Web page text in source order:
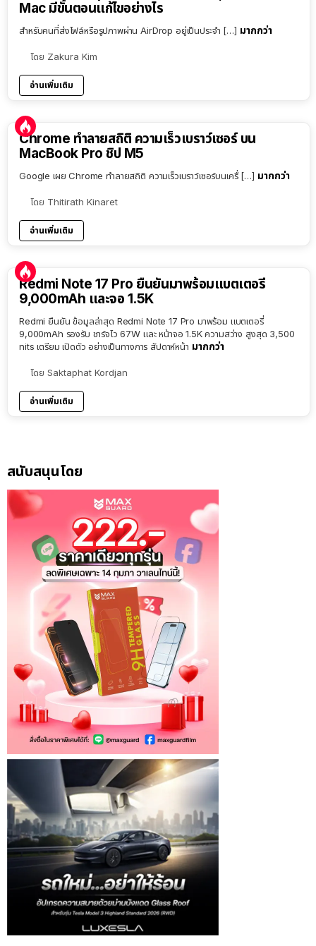
Mac มีขั้นตอนแก้ไขอย่างไร
สำหรับคนที่ส่งไฟล์หรือรูปภาพผ่าน AirDrop อยู่เป็นประจำ […] มากกว่า
โดย Zakura Kim
อ่านเพิ่มเติม
Chrome ทำลายสถิติ ความเร็วเบราว์เซอร์ บน
MacBook Pro ชิป M5
Google เผย Chrome ทำลายสถิติ ความเร็วเบราว์เซอร์บนเครื่ […] มากกว่า
โดย Thitirath Kinaret
อ่านเพิ่มเติม
Redmi Note 17 Pro ยืนยันมาพร้อมแบตเตอรี่
9,000mAh และจอ 1.5K
Redmi ยืนยัน ข้อมูลล่าสุด Redmi Note 17 Pro มาพร้อม แบตเตอรี่
9,000mAh รองรับ ชาร์จไว 67W และ หน้าจอ 1.5K ความสว่าง สูงสุด 3,500
nits เตรียม เปิดตัว อย่างเป็นทางการ สัปดาห์หน้า มากกว่า
โดย Saktaphat Kordjan
อ่านเพิ่มเติม
สนับสนุนโดย